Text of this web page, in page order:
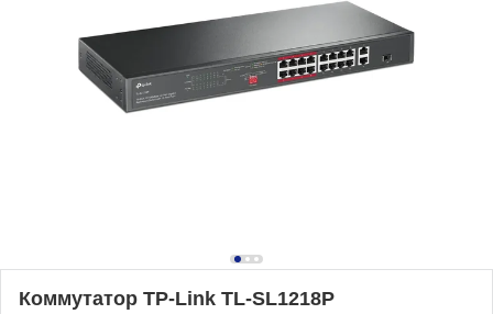
Коммутатор TP-Link TL-SL1218P